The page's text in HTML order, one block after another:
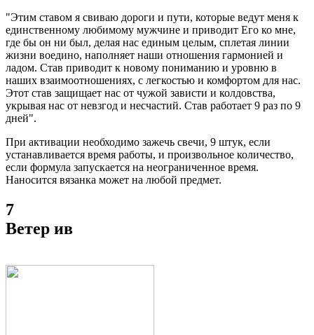
"Этим ставом я свиваю дороги и пути, которые ведут меня к
единственному любимому мужчине и приводит Его ко мне,
где бы он ни был, делая нас единым целым, сплетая линии
жизни воедино, наполняет наши отношения гармонией и
ладом. Став приводит к новому пониманию и уровню в
наших взаимоотношениях, с легкостью и комфортом для нас.
Этот став защищает нас от чужой зависти и колдовства,
укрывая нас от невзгод и несчастий. Став работает 9 раз по 9
дней".
При активации необходимо зажечь свечи, 9 штук, если
устанавливается время работы, и произвольное количество,
если формула запускается на неограниченное время.
Наносится вязанка может на любой предмет.
7
Ветер ив